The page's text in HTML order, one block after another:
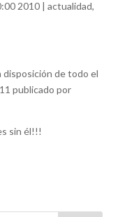
2010| actualidad,
disposición de todo el
publicado por
sin él!!!